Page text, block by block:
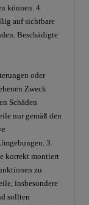
können. 4.
auf sichtbare
Beschädigte
oder
Zweck
Schäden
nur gemäß den
3.
korrekt montiert
zu
insbesondere
sollten